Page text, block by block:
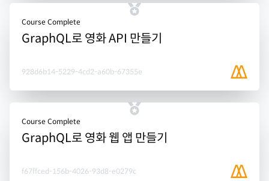
Course Complete
GraphQL로 영화 API 만들기
928d6b14-5229-4cd2-a60b-67355e
Course Complete
GraphQL로 영화 웹 앱 만들기
f67ffced-156b-4026-93d8-e0279c